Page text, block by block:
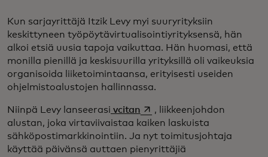
Kun sarjayrittäjä Itzik Levy myi suuryrityksiin
keskittyneen työpöytävirtualisointiyrityksensä, hän
alkoi etsiä uusia tapoja vaikuttaa. Hän huomasi, että
monilla pienillä ja keskisuurilla yrityksillä oli vaikeuksia
organisoida liiketoimintaansa, erityisesti useiden
ohjelmistoalustojen hallinnassa.
Niinpä Levy lanseerasi vcitanopens in a new tab
, liikkeenjohdon
alustan, joka virtaviivaistaa kaiken laskuista
sähköpostimarkkinointiin. Ja nyt toimitusjohtaja
käyttää päivänsä auttaen pienyrittäjiä